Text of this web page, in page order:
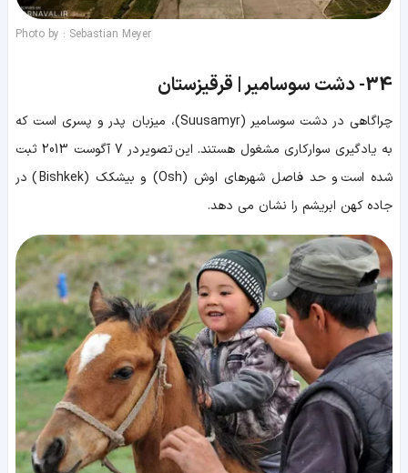
Photo by : Sebastian Meyer
34- دشت سوسامیر | قرقیزستان
چراگاهی در دشت سوسامیر (Suusamyr)، میزبان پدر و پسری است که
به یادگیری سوارکاری مشغول هستند. این تصویر در 7 آگوست 2013 ثبت
شده است و حد فاصل شهرهای اوش (Osh) و بیشکک (Bishkek) در
جاده کهن ابریشم را نشان می دهد.